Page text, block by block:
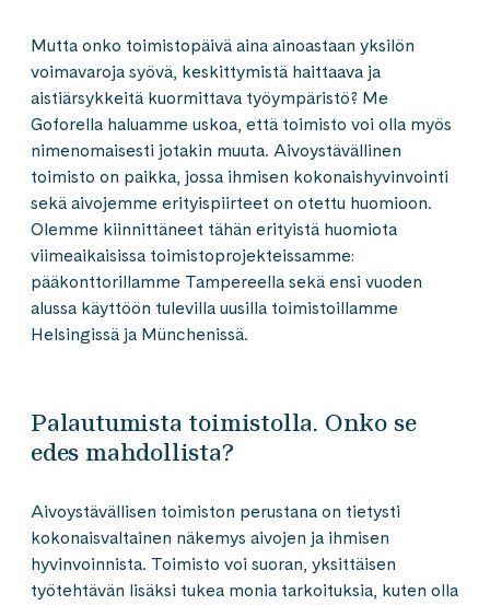
Mutta onko toimistopäivä aina ainoastaan yksilön
voimavaroja syövä, keskittymistä haittaava ja
aistiärsykkeitä kuormittava työympäristö? Me
Goforella haluamme uskoa, että toimisto voi olla myös
nimenomaisesti jotakin muuta. Aivoystävällinen
toimisto on paikka, jossa ihmisen kokonaishyvinvointi
sekä aivojemme erityispiirteet on otettu huomioon.
Olemme kiinnittäneet tähän erityistä huomiota
viimeaikaisissa toimistoprojekteissamme:
pääkonttorillamme Tampereella sekä ensi vuoden
alussa käyttöön tulevilla uusilla toimistoillamme
Helsingissä ja Münchenissä.
Palautumista toimistolla. Onko se
edes mahdollista?
Aivoystävällisen toimiston perustana on tietysti
kokonaisvaltainen näkemys aivojen ja ihmisen
hyvinvoinnista. Toimisto voi suoran, yksittäisen
työtehtävän lisäksi tukea monia tarkoituksia, kuten olla